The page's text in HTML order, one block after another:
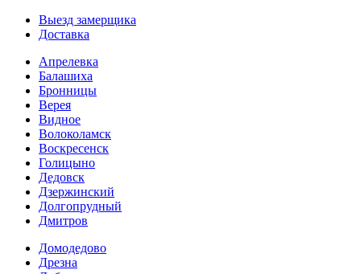
Выезд замерщика
Доставка
Апрелевка
Балашиха
Бронницы
Верея
Видное
Волоколамск
Воскресенск
Голицыно
Дедовск
Дзержинский
Долгопрудный
Дмитров
Домодедово
Дрезна